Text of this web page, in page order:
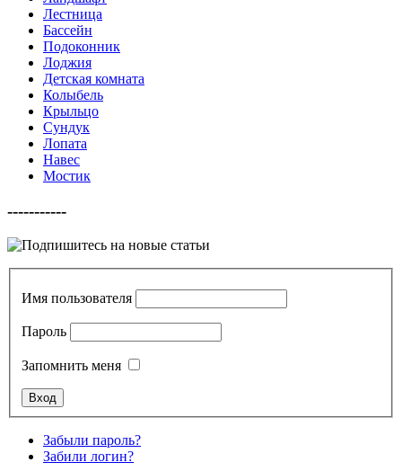
Лестница
Бассейн
Подоконник
Лоджия
Детская комната
Колыбель
Крыльцо
Сундук
Лопата
Навес
Мостик
-----------
Имя пользователя
Пароль
Запомнить меня
Забыли пароль?
Забили логин?